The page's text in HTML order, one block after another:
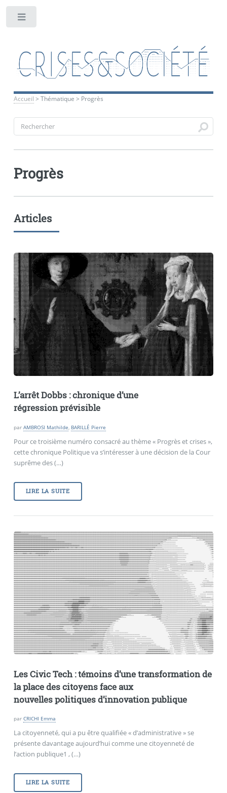
Accueil > Thématique > Progrès
Progrès
Articles
L’arrêt Dobbs : chronique d’une
régression prévisible
par AMBROSI Mathilde, BARILLÉ Pierre
Pour ce troisième numéro consacré au thème « Progrès et crises »,
cette chronique Politique va s’intéresser à une décision de la Cour
suprême des (…)
LIRE LA SUITE
Les Civic Tech : témoins d’une transformation de
la place des citoyens face aux
nouvelles politiques d’innovation publique
par CRICHI Emma
La citoyenneté, qui a pu être qualifiée « d’administrative » se
présente davantage aujourd’hui comme une citoyenneté de
l’action publique1 , (…)
LIRE LA SUITE